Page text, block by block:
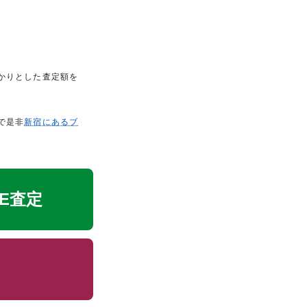
りとした査定額を
是非新宿にあるブ
査定